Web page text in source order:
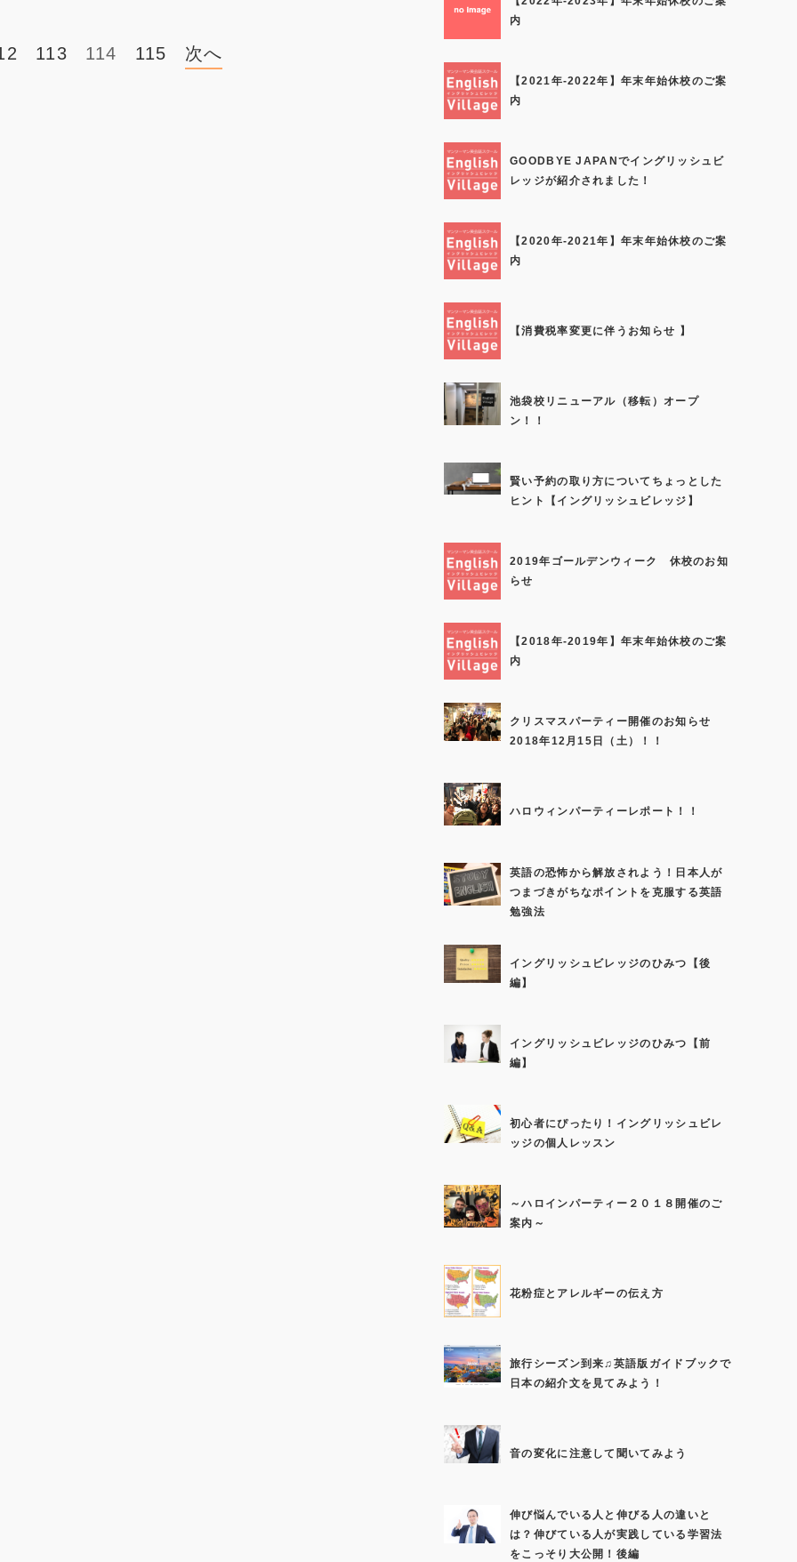
113 114 115 次へ
内
【2021年-2022年】年末年始休校のご案
内
GOODBYE JAPANでイングリッシュビ
レッジが紹介されました！
【2020年-2021年】年末年始休校のご案
内
【消費税率変更に伴うお知らせ 】
池袋校リニューアル（移転）オープ
ン！！
賢い予約の取り方についてちょっとした
ヒント【イングリッシュビレッジ】
2019年ゴールデンウィーク 休校のお知
らせ
【2018年-2019年】年末年始休校のご案
内
クリスマスパーティー開催のお知らせ
2018年12月15日（土）！！
ハロウィンパーティーレポート！！
英語の恐怖から解放されよう！日本人が
つまづきがちなポイントを克服する英語
勉強法
イングリッシュビレッジのひみつ【後
編】
イングリッシュビレッジのひみつ【前
編】
初心者にぴったり！イングリッシュビレ
ッジの個人レッスン
～ハロインパーティー２０１８開催のご
案内～
花粉症とアレルギーの伝え方
旅行シーズン到来♫英語版ガイドブックで
日本の紹介文を見てみよう！
音の変化に注意して聞いてみよう
伸び悩んでいる人と伸びる人の違いと
は？伸びている人が実践している学習法
をこっそり大公開！後編